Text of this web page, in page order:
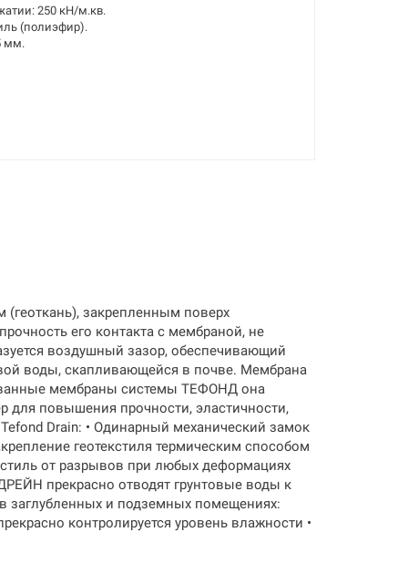
250 кН/м.кв.
(полиэфир).
мм.
закрепленным поверх
его контакта с мембраной, не
воздушный зазор, обеспечивающий
воды, скапливающейся в почве. Мембрана
мембраны системы ТЕФОНД она
для повышения прочности, эластичности,
Drain: • Одинарный механический замок
геотекстиля термическим способом
от разрывов при любых деформациях
прекрасно отводят грунтовые воды к
заглубленных и подземных помещениях:
контролируется уровень влажности •